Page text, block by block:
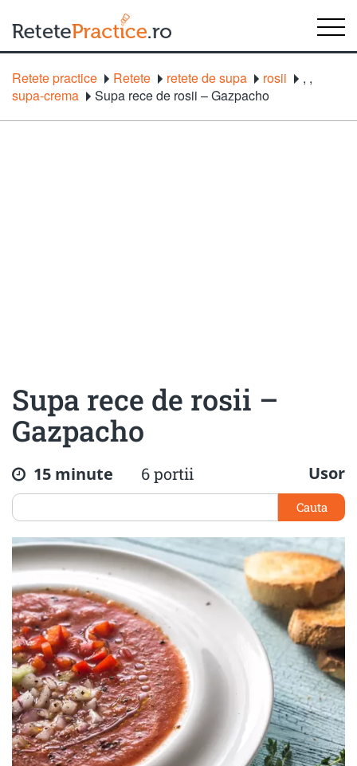
Retete practice Retete retete de supa ,
rosii
,
supa-crema
Supa rece de rosii – Gazpacho
Supa rece de rosii –
Gazpacho
15 minute 6 portii Usor
Cauta